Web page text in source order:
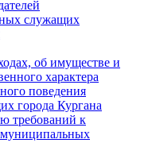
служащих
об имуществе и
характера
поведения
города Кургана
требований к